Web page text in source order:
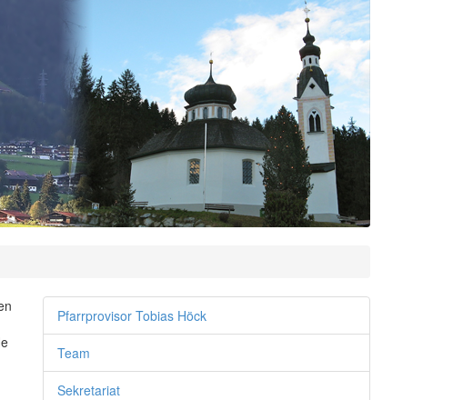
Pfarrprovisor Tobias Höck
Team
Sekretariat